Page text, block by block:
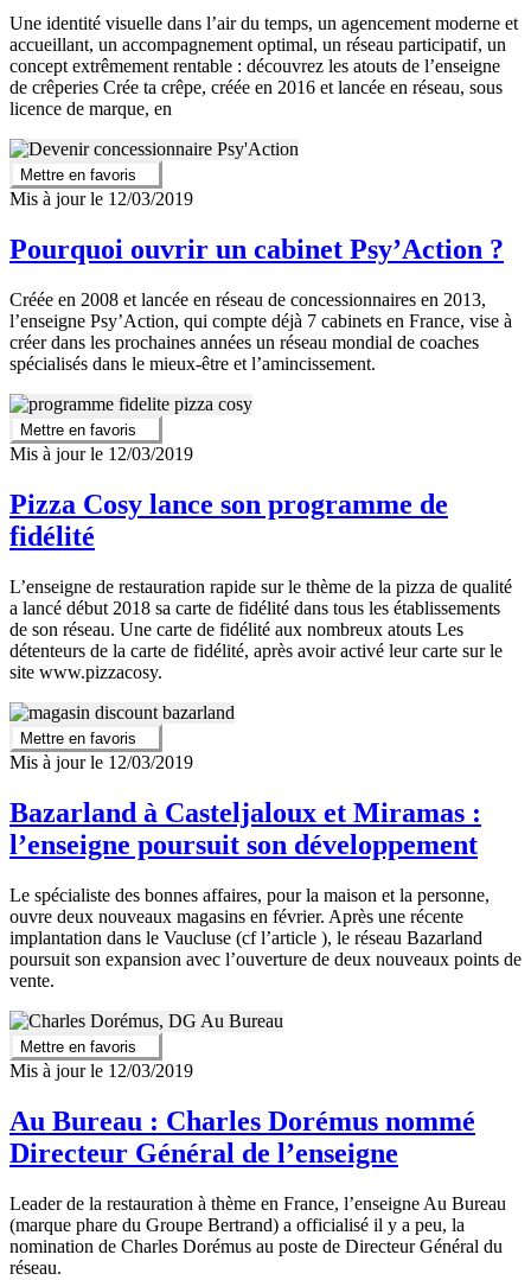
Une identité visuelle dans l’air du temps, un agencement moderne et
accueillant, un accompagnement optimal, un réseau participatif, un
concept extrêmement rentable : découvrez les atouts de l’enseigne
de crêperies Crée ta crêpe, créée en 2016 et lancée en réseau, sous
licence de marque, en
Mettre en favoris
Mis à jour le 12/03/2019
Pourquoi ouvrir un cabinet Psy’Action ?
Créée en 2008 et lancée en réseau de concessionnaires en 2013,
l’enseigne Psy’Action, qui compte déjà 7 cabinets en France, vise à
créer dans les prochaines années un réseau mondial de coaches
spécialisés dans le mieux-être et l’amincissement.
Mettre en favoris
Mis à jour le 12/03/2019
Pizza Cosy lance son programme de
fidélité
L’enseigne de restauration rapide sur le thème de la pizza de qualité
a lancé début 2018 sa carte de fidélité dans tous les établissements
de son réseau. Une carte de fidélité aux nombreux atouts Les
détenteurs de la carte de fidélité, après avoir activé leur carte sur le
site www.pizzacosy.
Mettre en favoris
Mis à jour le 12/03/2019
Bazarland à Casteljaloux et Miramas :
l’enseigne poursuit son développement
Le spécialiste des bonnes affaires, pour la maison et la personne,
ouvre deux nouveaux magasins en février. Après une récente
implantation dans le Vaucluse (cf l’article ), le réseau Bazarland
poursuit son expansion avec l’ouverture de deux nouveaux points de
vente.
Mettre en favoris
Mis à jour le 12/03/2019
Au Bureau : Charles Dorémus nommé
Directeur Général de l’enseigne
Leader de la restauration à thème en France, l’enseigne Au Bureau
(marque phare du Groupe Bertrand) a officialisé il y a peu, la
nomination de Charles Dorémus au poste de Directeur Général du
réseau.